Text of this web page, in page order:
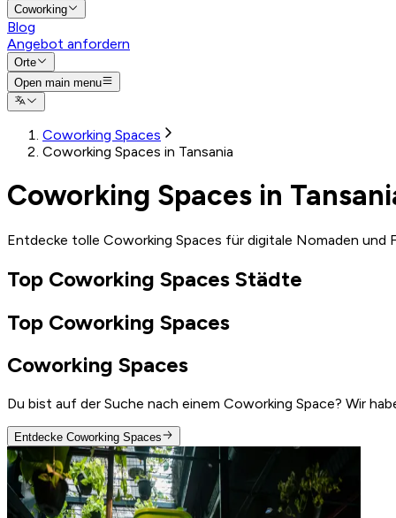
Coworking
Blog
Angebot anfordern
Orte
Open main menu
Coworking Spaces
Coworking Spaces in Tansania
Coworking Spaces in
Entdecke tolle Coworking Spaces für digitale Nomaden und
Top Coworking Spaces Städte
Top Coworking Spaces
Coworking Spaces
Du bist auf der Suche nach einem Coworking Space? Wir
Entdecke Coworking Spaces